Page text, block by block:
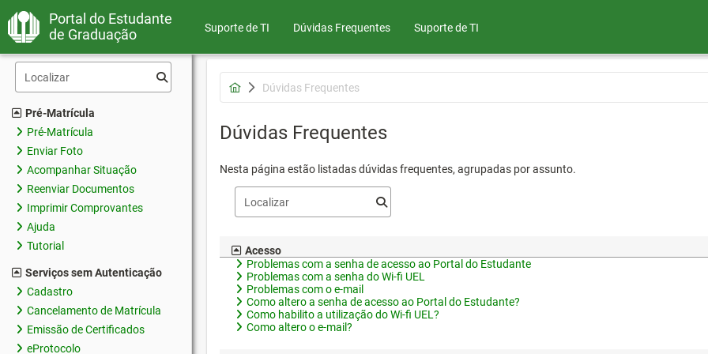
Portal do Estudante
de Graduação
Suporte de TI Dúvidas Frequentes Suporte de TI
Pré-Matrícula
Pré-Matrícula
Enviar Foto
Acompanhar Situação
Reenviar Documentos
Imprimir Comprovantes
Ajuda
Tutorial
Serviços sem Autenticação
Cadastro
Cancelamento de Matrícula
Emissão de Certificados
eProtocolo
Dúvidas Frequentes
Dúvidas Frequentes
Nesta página estão listadas dúvidas frequentes, agrupadas por assunto.
Acesso
Problemas com a senha de acesso ao Portal do Estudante
Problemas com a senha do Wi-fi UEL
Problemas com o e-mail
Como altero a senha de acesso ao Portal do Estudante?
Como habilito a utilização do Wi-fi UEL?
Como altero o e-mail?